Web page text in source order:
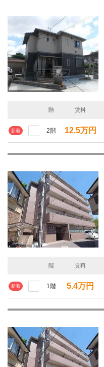
階 賃料
新着 2階 12.5万円
階 賃料
新着 1階 5.4万円